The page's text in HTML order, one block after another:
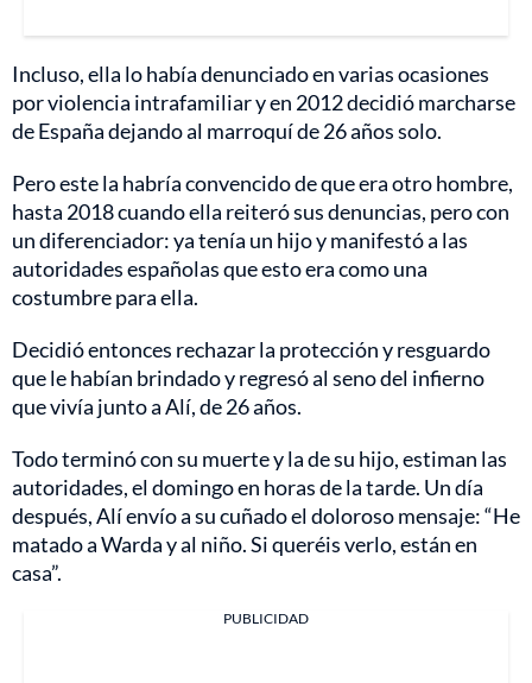
Incluso, ella lo había denunciado en varias ocasiones
por violencia intrafamiliar y en 2012 decidió marcharse
de España dejando al marroquí de 26 años solo.
Pero este la habría convencido de que era otro hombre,
hasta 2018 cuando ella reiteró sus denuncias, pero con
un diferenciador: ya tenía un hijo y manifestó a las
autoridades españolas que esto era como una
costumbre para ella.
Decidió entonces rechazar la protección y resguardo
que le habían brindado y regresó al seno del infierno
que vivía junto a Alí, de 26 años.
Todo terminó con su muerte y la de su hijo, estiman las
autoridades, el domingo en horas de la tarde. Un día
después, Alí envío a su cuñado el doloroso mensaje: “He
matado a Warda y al niño. Si queréis verlo, están en
casa”.
PUBLICIDAD